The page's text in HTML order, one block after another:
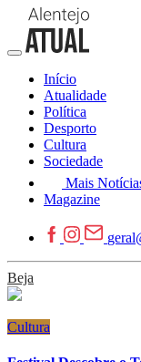
Início
Atualidade
Política
Desporto
Cultura
Sociedade
Mais
Magazine
Beja
Cultura